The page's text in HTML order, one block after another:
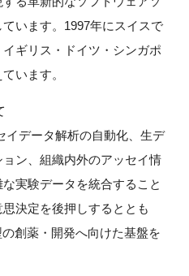
います。1997年にスイスで
ギリス・ドイツ・シンガポ
います。
イデータ解析の自動化、生デ
ン、組織内外のアッセイ情
実験データを統合すること
決定を後押しするととも
創薬・開発へ向けた基盤を